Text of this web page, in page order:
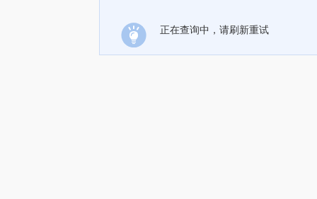
正在查询中，请刷新重试